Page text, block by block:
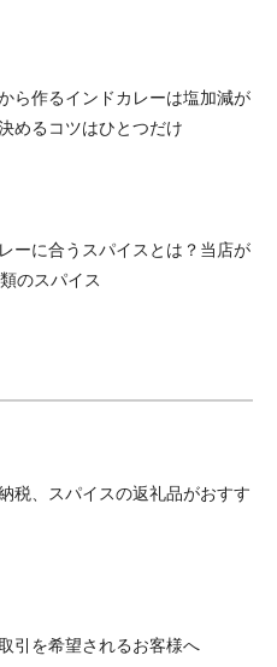
ら作るインドカレーは塩加減が
めるコツはひとつだけ
ーに合うスパイスとは？当店が
のスパイス
税、スパイスの返礼品がおすす
引を希望されるお客様へ